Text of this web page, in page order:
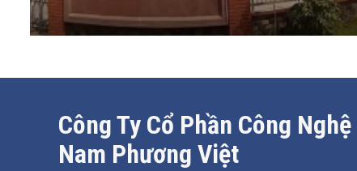
Công Ty Cổ Phần Công Nghệ
Nam Phương Việt